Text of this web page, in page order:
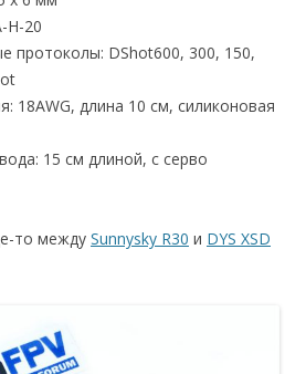
H-20
протоколы: DShot600, 300, 150,
18AWG, длина 10 см, силиконовая
15 см длиной, с серво
то между Sunnysky R30 и DYS XSD